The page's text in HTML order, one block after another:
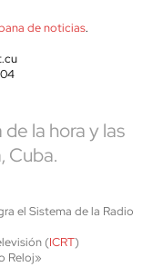
de noticias.
la hora y las
Cuba.
el Sistema de la Radio
(ICRT)
Reloj»